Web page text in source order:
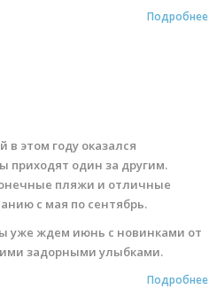
Подробнее
в этом году оказался
приходят один за другим.
пляжи и отличные
с мая по сентябрь.
уже ждем июнь с новинками от
задорными улыбками.
Подробнее